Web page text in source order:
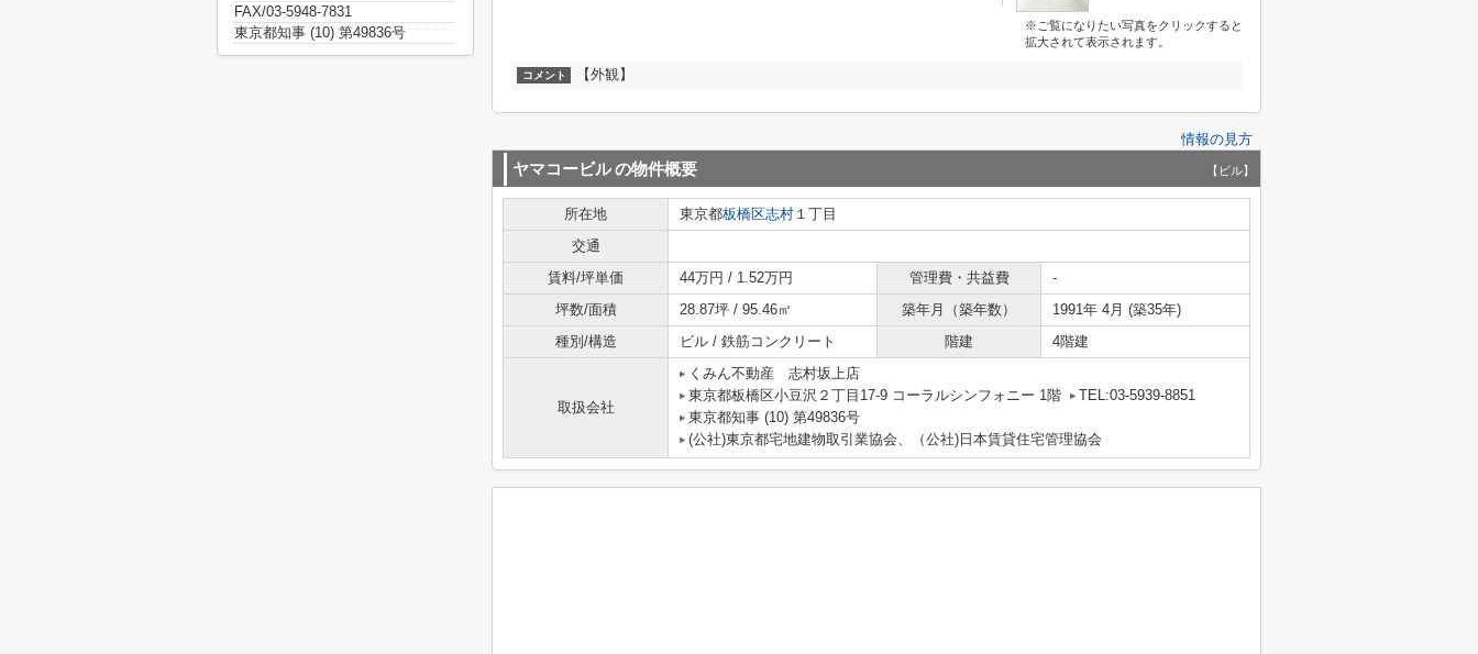
※ご覧になりたい写真をクリックすると
拡大されて表示されます。
コメント 【外観】
情報の見方
ヤマコービルの物件概要 【ビル】
所在地 東京都板橋区志村 １丁目
交通
賃料/坪単価
44万円 / 1.52万円 管理費・共益費
-
坪数/面積
28.87坪 / 95.46㎡ 築年月（築年数）
1991年 4月 (築35年)
種別/構造
ビル / 鉄筋コンクリート 階建 4階建
取扱会社
くみん不動産 志村坂上店
東京都板橋区小豆沢２丁目17-9 コーラルシンフォニー 1階
TEL:03-5939-8851
東京都知事 (10) 第49836号
(公社)東京都宅地建物取引業協会、（公社)日本賃貸住宅管理協会
FAX/03-5948-7831
東京都知事 (10) 第49836号